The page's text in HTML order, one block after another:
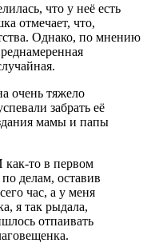
что у неё есть
отмечает, что,
Однако, по мнению
очень тяжело
забрать её
мамы и папы
то в первом
по делам, оставив
час, а у меня
я так рыдала,
отпаивать